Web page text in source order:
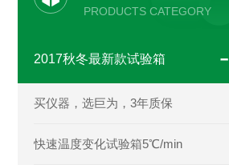
PRODUCTS CATEGORY
2017秋冬最新款试验箱
买仪器，选巨为，3年质保
快速温度变化试验箱5℃/min